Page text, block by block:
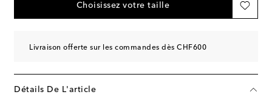
Choisissez votre taille
Livraison offerte sur les commandes dès CHF600
Détails De L'article